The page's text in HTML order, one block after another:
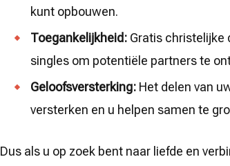
kunt opbouwen.
Toegankelijkheid: Gratis christelijke
singles om potentiële partners te
Geloofsversterking: Het delen van
versterken en u helpen samen te
Dus als u op zoek bent naar liefde en